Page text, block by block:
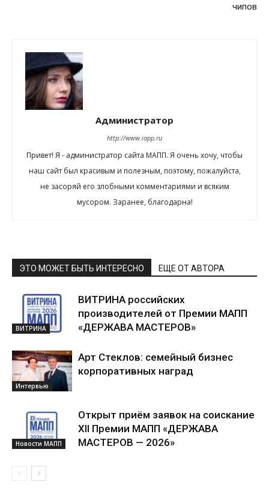
чипов
Администратор
http://www.iapp.ru
Привет! Я - администратор сайта МАПП. Я очень хочу, чтобы
наш сайт был красивым и полезным, поэтому, пожалуйста,
не засоряй его злобными комментариями и всяким
мусором. Заранее, благодарна!
ЭТО МОЖЕТ БЫТЬ ИНТЕРЕСНО ЕЩЕ ОТ АВТОРА
ВИТРИНА
ВИТРИНА российских
производителей от Премии МАПП
«ДЕРЖАВА МАСТЕРОВ»
Интервью
Арт Стеклов: семейный бизнес
корпоративных наград
Новости МАПП
Открыт приём заявок на соискание
XII Премии МАПП «ДЕРЖАВА
МАСТЕРОВ — 2026»